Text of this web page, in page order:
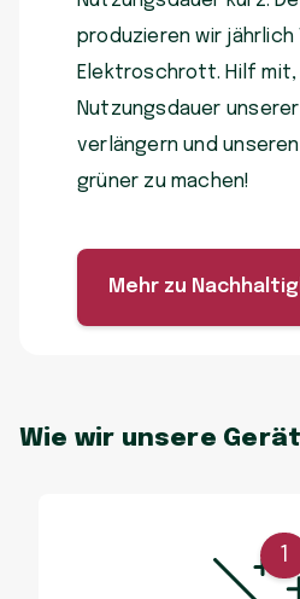
produzieren wir jährlich
Elektroschrott. Hilf mit,
Nutzungsdauer
verlängern und
grüner zu machen!
Mehr zu
Wie wir unsere